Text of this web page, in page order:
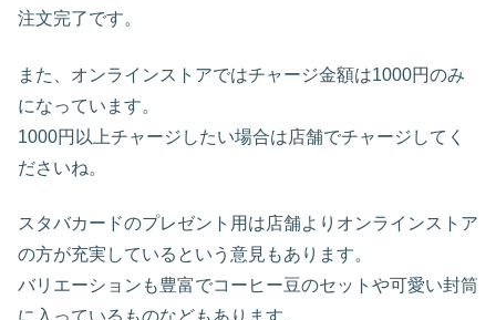
注文完了です。
また、オンラインストアではチャージ金額は1000円のみ
になっています。
1000円以上チャージしたい場合は店舗でチャージしてく
ださいね。
スタバカードのプレゼント用は店舗よりオンラインストア
の方が充実しているという意見もあります。
バリエーションも豊富でコーヒー豆のセットや可愛い封筒
に入っているものなどもあります。